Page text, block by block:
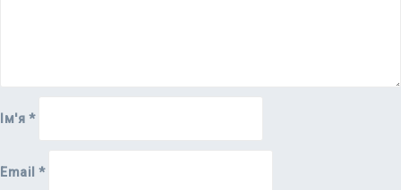
Ім'я *
Email *